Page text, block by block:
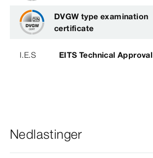
DVGW type examination
certificate
I.E.S EITS Technical Approval
Nedlastinger